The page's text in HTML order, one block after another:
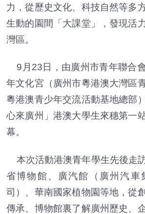
力，從歷史文化、科技自然等多
生動的園間「大課堂」，發現活
灣區。
9月23日，由廣州市青年聯合
年文化宮（廣州市粵港澳大灣區
粵港澳青少年交流活動基地總部
心來廣州」港澳大學生來穗第一
幕。
本次活動港澳青年學生先後走
省博物館、廣汽館（廣州汽車
司）、華南國家植物園等地，從
傳承、博物館裏了解廣州歷史、